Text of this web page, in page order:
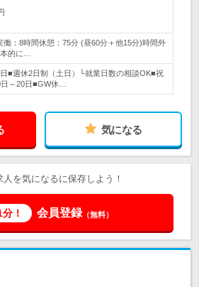
働：8時間休憩：75分 (昼60分＋他15分)時間外
的に…
■週休2日制（土日）└就業日数の相談OK■祝
～20日■GW休…
気になる
人を気になるに保存しよう！
！ 会員登録（無料）